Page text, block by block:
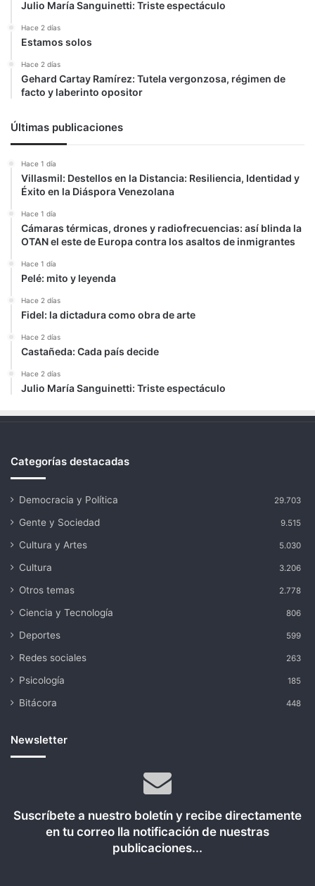
Julio María Sanguinetti: Triste espectáculo
Hace 2 días
Estamos solos
Hace 2 días
Gehard Cartay Ramírez: Tutela vergonzosa, régimen de
facto y laberinto opositor
Últimas publicaciones
Hace 1 día
Villasmil: Destellos en la Distancia: Resiliencia, Identidad y
Éxito en la Diáspora Venezolana
Hace 1 día
Cámaras térmicas, drones y radiofrecuencias: así blinda la
OTAN el este de Europa contra los asaltos de inmigrantes
Hace 1 día
Pelé: mito y leyenda
Hace 2 días
Fidel: la dictadura como obra de arte
Hace 2 días
Castañeda: Cada país decide
Hace 2 días
Julio María Sanguinetti: Triste espectáculo
Categorías destacadas
Democracia y Política 29.703
Gente y Sociedad 9.515
Cultura y Artes 5.030
Cultura 3.206
Otros temas 2.778
Ciencia y Tecnología 806
Deportes 599
Redes sociales 263
Psicología 185
Bitácora 448
Newsletter
Suscríbete a nuestro boletín y recibe directamente
en tu correo lla notificación de nuestras
publicaciones...